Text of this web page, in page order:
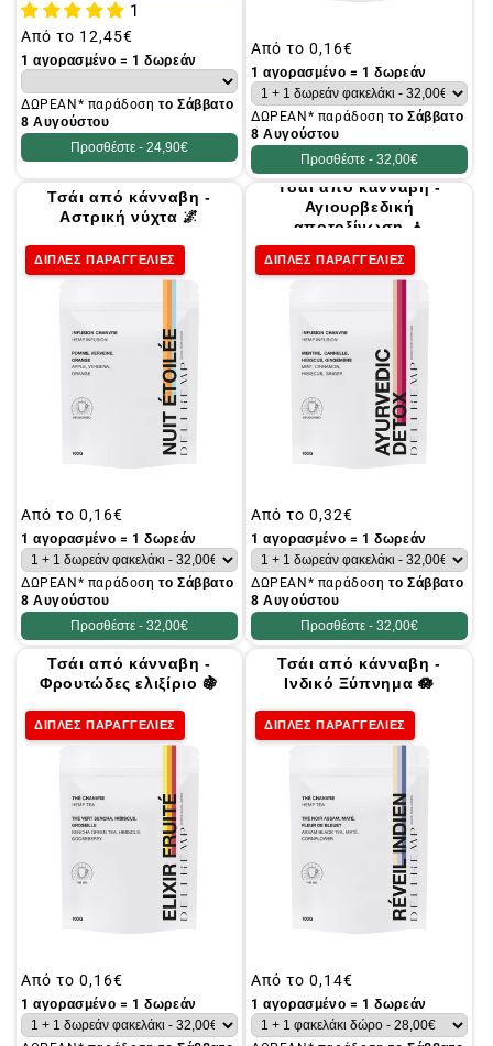
1
Συνήθης
τιμή
Από το 12,45€
1 αγορασμένο = 1 δωρεάν
ΔΩΡΕΑΝ* παράδοσητο Σάββατο
8 Αυγούστου
Προσθέστε - 24,90€
Συνήθης
τιμή
Από το 0,16€
1 αγορασμένο = 1 δωρεάν
ΔΩΡΕΑΝ* παράδοσητο Σάββατο
8 Αυγούστου
Προσθέστε - 32,00€
Τσάι από κάνναβη -
Αστρική νύχτα 🌌
ΔΙΠΛΕΣ ΠΑΡΑΓΓΕΛΙΕΣ
Συνήθης
τιμή
Από το 0,16€
1 αγορασμένο = 1 δωρεάν
ΔΩΡΕΑΝ* παράδοσητο Σάββατο
8 Αυγούστου
Προσθέστε - 32,00€
Τσάι από κάνναβη -
Αγιουρβεδική
αποτοξίνωση 🧘
ΔΙΠΛΕΣ ΠΑΡΑΓΓΕΛΙΕΣ
Συνήθης
τιμή
Από το 0,32€
1 αγορασμένο = 1 δωρεάν
ΔΩΡΕΑΝ* παράδοσητο Σάββατο
8 Αυγούστου
Προσθέστε - 32,00€
Τσάι από κάνναβη -
Φρουτώδες ελιξίριο 🍇
ΔΙΠΛΕΣ ΠΑΡΑΓΓΕΛΙΕΣ
Συνήθης
τιμή
Από το 0,16€
1 αγορασμένο = 1 δωρεάν
Τσάι από κάνναβη -
Ινδικό Ξύπνημα 🪷
ΔΙΠΛΕΣ ΠΑΡΑΓΓΕΛΙΕΣ
Συνήθης
τιμή
Από το 0,14€
1 αγορασμένο = 1 δωρεάν